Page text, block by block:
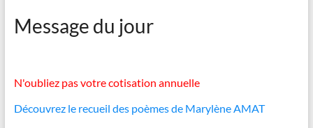
Message du jour
N'oubliez pas votre cotisation annuelle
Découvrez le recueil des poèmes de Marylène AMAT